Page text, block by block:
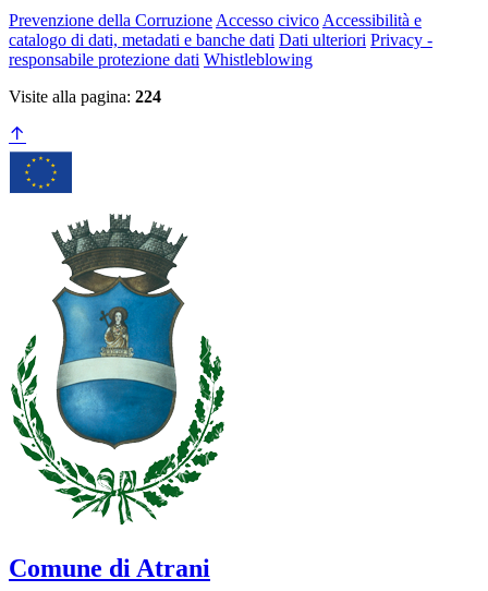
Prevenzione della Corruzione Accesso civico Accessibilità e
catalogo di dati, metadati e banche dati Dati ulteriori Privacy -
responsabile protezione dati Whistleblowing
Visite alla pagina: 224
Comune di Atrani